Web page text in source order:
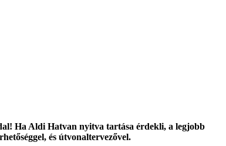
Ha Aldi Hatvan nyitva tartása érdekli, a legjobb
és útvonaltervezővel.